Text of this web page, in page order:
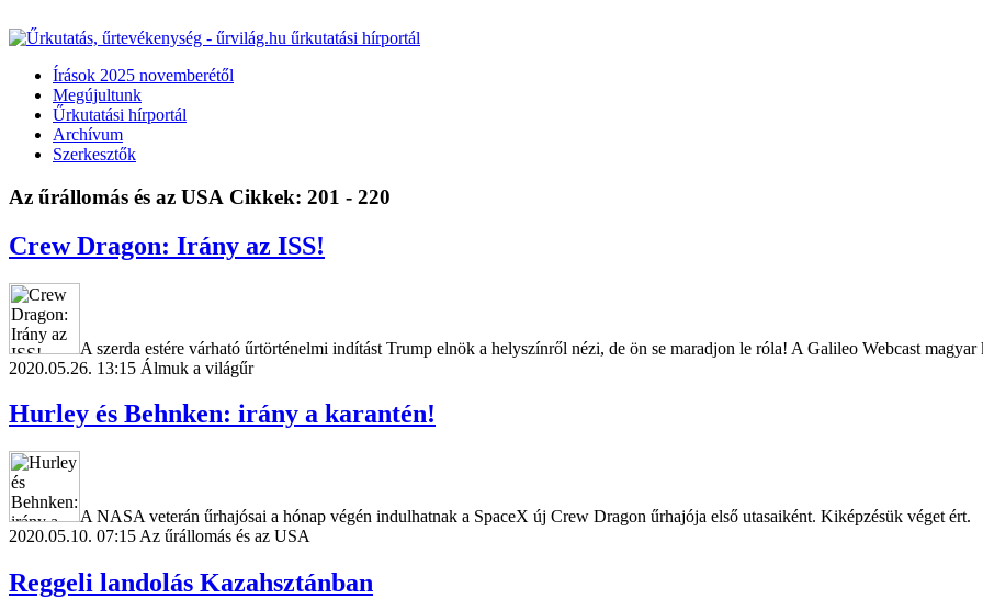
Írások 2025 novemberétől
Megújultunk
Űrkutatási hírportál
Archívum
Szerkesztők
Az űrállomás és az USA Cikkek: 201 - 220
Crew Dragon: Irány az ISS!
A szerda estére várható űrtörténelmi indítást Trump elnök a helyszínről nézi, de ön se maradjon le róla! A Galileo Webcast
2020.05.26. 13:15 Álmuk a világűr
Hurley és Behnken: irány a karantén!
A NASA veterán űrhajósai a hónap végén indulhatnak a SpaceX új Crew Dragon űrhajója első utasaiként. Kiképzésük véget ért.
2020.05.10. 07:15 Az űrállomás és az USA
Reggeli landolás Kazahsztánban